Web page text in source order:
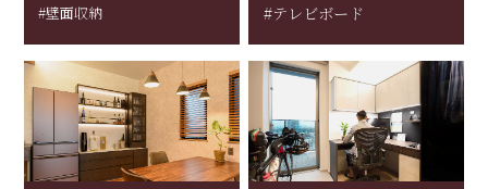
#壁面収納 #テレビボード